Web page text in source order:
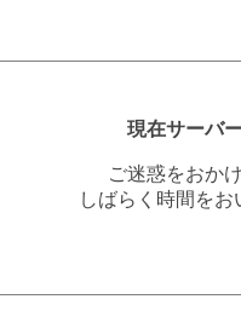
現在サーバ
ご迷惑をおか
しばらく時間を